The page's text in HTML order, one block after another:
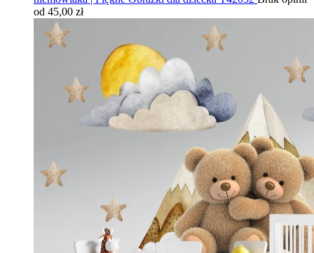
od 45,00 zł